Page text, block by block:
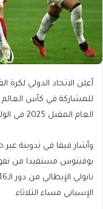
أعلن الاتحاد الدولي لكرة
العام المقبل 2025 في الولايات المتحدة.
وأشار فيفا في تدوينة
يوفنتوس مستفيدا من
الإسباني مساء الثلاثاء.